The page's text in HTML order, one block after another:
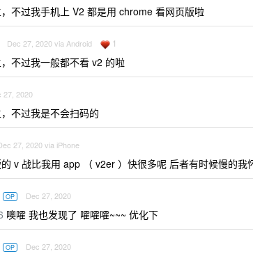
不过我手机上 V2 都是用 chrome 看网页版啦
Dec 27, 2020 via Android 1
不过我一般都不看 v2 的啦
27, 2020
不过我是不会扫码的
27, 2020 via iPhone
v 战比我用 app （ v2er ）快很多呢 后者有时候慢的
OP Dec 27, 2020
噢嚯 我也发现了 嚯嚯嚯~~~ 优化下
OP Dec 27, 2020